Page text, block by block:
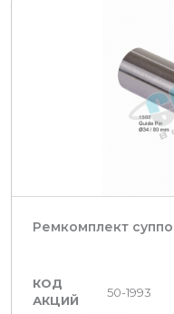
Ремкомплект
КОД
АКЦИЙ
50-1993